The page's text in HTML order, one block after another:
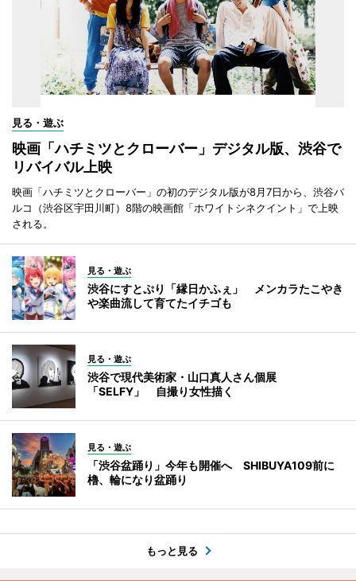
見る・遊ぶ
映画「ハチミツとクローバー」デジタル版、渋谷で
リバイバル上映
映画「ハチミツとクローバー」の初のデジタル版が8月7日から、渋谷パ
ルコ（渋谷区宇田川町）8階の映画館「ホワイトシネクイント」で上映
される。
見る・遊ぶ
渋谷にすとぷり「縁日かふぇ」 メンカラたこやき
や楽曲流して育てたイチゴも
見る・遊ぶ
渋谷で現代美術家・山口真人さん個展
「SELFY」 自撮り女性描く
見る・遊ぶ
「渋谷盆踊り」今年も開催へ SHIBUYA109前に
櫓、輪になり盆踊り
もっと見る